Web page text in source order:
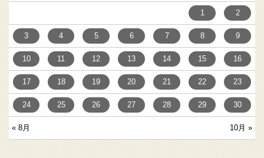
« 8月 10月 »
1 2
3 4 5 6 7 8 9
10 11 12 13 14 15 16
17 18 19 20 21 22 23
24 25 26 27 28 29 30